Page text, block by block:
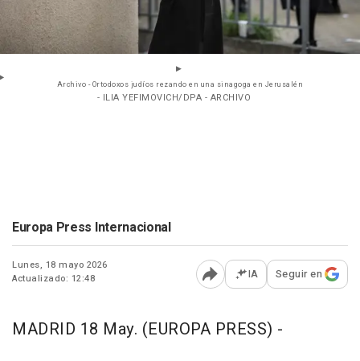
Archivo - Ortodoxos judíos rezando en una sinagoga en Jerusalén
- ILIA YEFIMOVICH/DPA - ARCHIVO
Europa Press Internacional
Lunes, 18 mayo 2026
Actualizado: 12:48
Abrir opciones para
IA Seguir en
MADRID 18 May. (EUROPA PRESS) -